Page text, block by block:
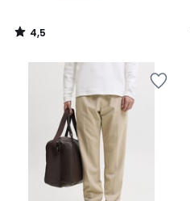
4,5
/